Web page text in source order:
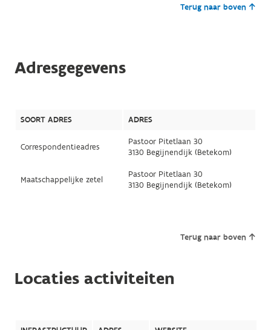
Terug naar boven
Adresgegevens
SOORT ADRES ADRES
Correspondentieadres
Pastoor Pitetlaan 30
3130 Begijnendijk (Betekom)
Maatschappelijke zetel
Pastoor Pitetlaan 30
3130 Begijnendijk (Betekom)
Terug naar boven
Locaties activiteiten